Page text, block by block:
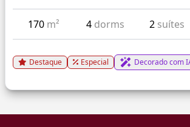
170 m² 4 dorms 2 suítes
Destaque Especial Decorado com